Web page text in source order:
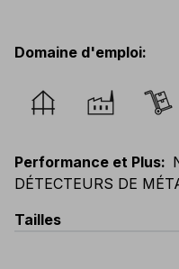
Domaine d'emploi:
Performance et Plus:
DÉTECTEURS DE
Tailles